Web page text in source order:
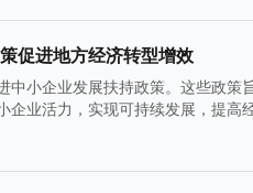
促进地方经济转型增效
中小企业发展扶持政策。这些政
企业活力，实现可持续发展，提